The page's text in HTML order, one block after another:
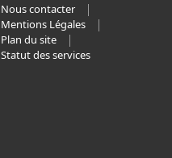
Nous contacter
Mentions Légales
Plan du site
Statut des services